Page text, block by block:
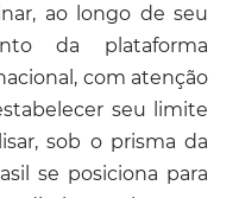
ao longo de seu
da plataforma
com atenção
seu limite
sob o prisma da
se posiciona para